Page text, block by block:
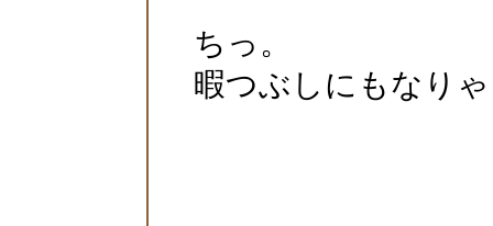
ちっ。
暇つぶしにもなり